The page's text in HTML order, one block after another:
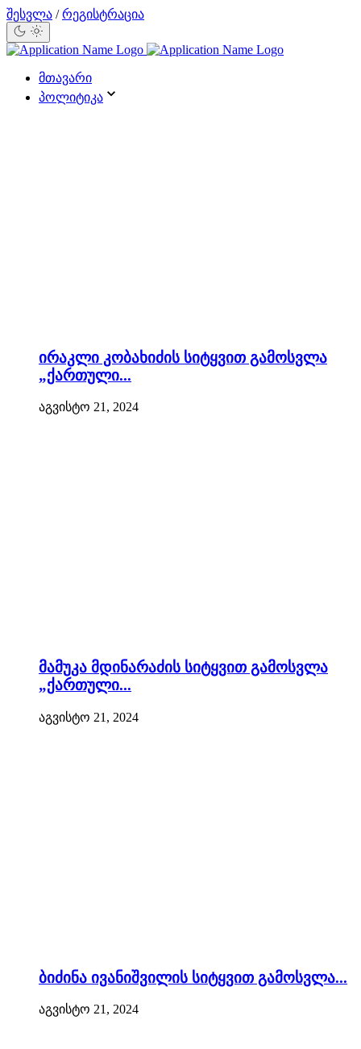
შესვლა / რეგისტრაცია
მთავარი
პოლიტიკა
ირაკლი კობახიძის სიტყვით გამოსვლა
„ქართული...
აგვისტო 21, 2024
მამუკა მდინარაძის სიტყვით გამოსვლა
„ქართული...
აგვისტო 21, 2024
ბიძინა ივანიშვილის სიტყვით გამოსვლა...
აგვისტო 21, 2024